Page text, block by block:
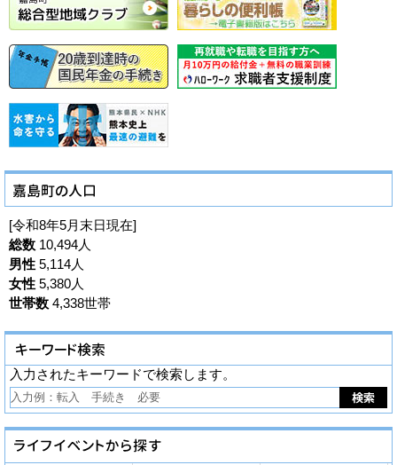
[令和8年5月末日現在]
総数 10,494人
男性 5,114人
女性 5,380人
世帯数 4,338世帯
入力されたキーワードで検索します。